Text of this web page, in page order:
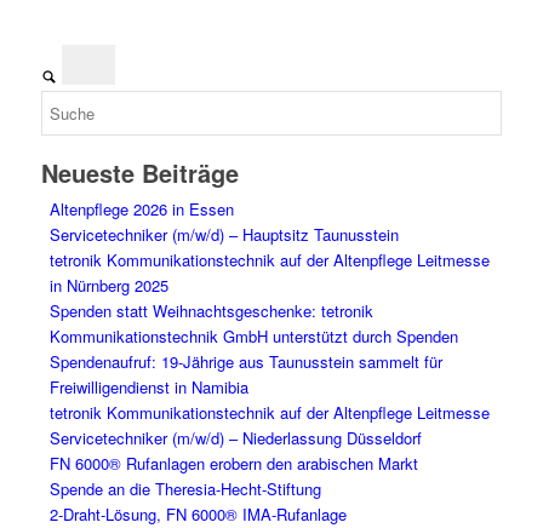
Neueste Beiträge
Altenpflege 2026 in Essen
Servicetechniker (m/w/d) – Hauptsitz Taunusstein
tetronik Kommunikationstechnik auf der Altenpflege Leitmesse
in Nürnberg 2025
Spenden statt Weihnachtsgeschenke: tetronik
Kommunikationstechnik GmbH unterstützt durch Spenden
Spendenaufruf: 19-Jährige aus Taunusstein sammelt für
Freiwilligendienst in Namibia
tetronik Kommunikationstechnik auf der Altenpflege Leitmesse
Servicetechniker (m/w/d) – Niederlassung Düsseldorf
FN 6000® Rufanlagen erobern den arabischen Markt
Spende an die Theresia-Hecht-Stiftung
2-Draht-Lösung, FN 6000® IMA-Rufanlage